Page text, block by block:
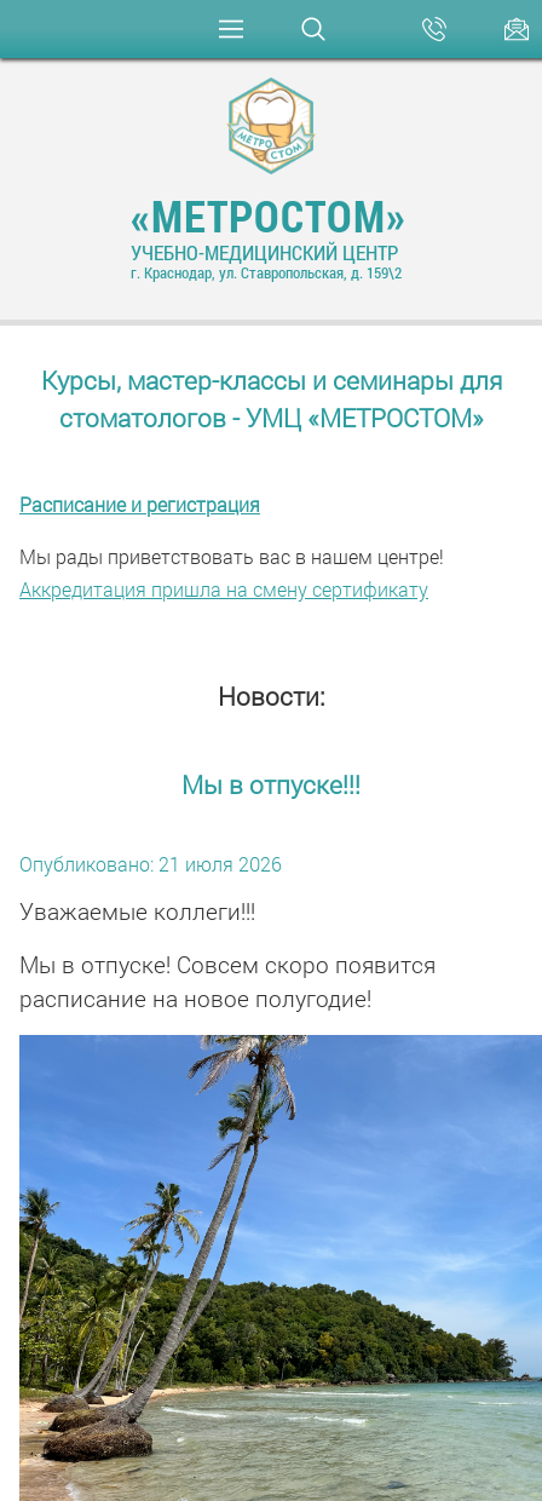
«МЕТРОСТОМ»
УЧЕБНО-МЕДИЦИНСКИЙ ЦЕНТР
г. Краснодар, ул. Ставропольская, д. 159\2
Курсы, мастер-классы и семинары для
стоматологов - УМЦ «МЕТРОСТОМ»
Расписание и регистрация
Мы рады приветствовать вас в нашем центре!
Аккредитация пришла на смену сертификату
Новости:
Мы в отпуске!!!
Опубликовано: 21 июля 2026
Уважаемые коллеги!!!
Мы в отпуске! Совсем скоро появится
расписание на новое полугодие!